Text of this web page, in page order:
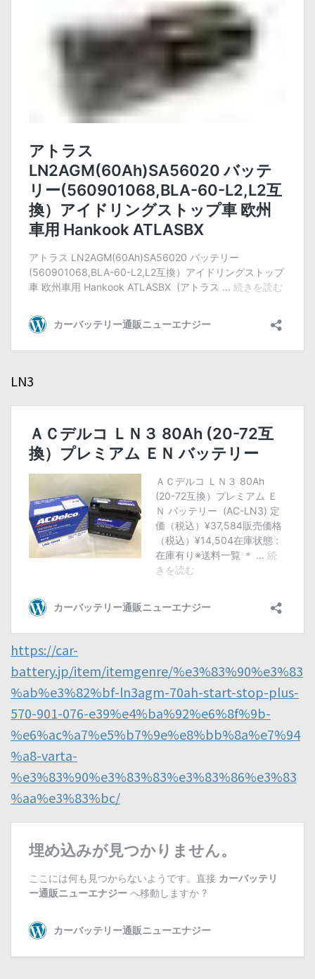
LN3
https://car-
battery.jp/item/itemgenre/%e3%83%90%e3%83
%ab%e3%82%bf-ln3agm-70ah-start-stop-plus-
570-901-076-e39%e4%ba%92%e6%8f%9b-
%e6%ac%a7%e5%b7%9e%e8%bb%8a%e7%94
%a8-varta-
%e3%83%90%e3%83%83%e3%83%86%e3%83
%aa%e3%83%bc/